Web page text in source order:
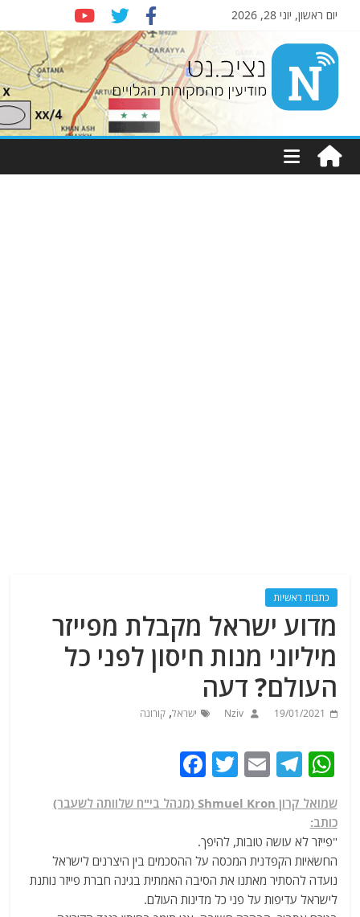
יום ראשון, יוני 28, 2026
Nziv.net
מודיעין
מהמקורות
כתבות ראשיות
מדוע ישראל מקבלת מפייזר
מיליוני מנות חיסון לפני כל
העולם? דעה
19/01/2021
Nziv ישראל,קורונה
W
h
at
s
A
p
T
e
g
ra
m
E
m
ai
l
T
w
itt
er
a
c
b
o
שמואל קרון Shmuel Kron (מנהל בי"ח שלוותה לשעבר)
כותב:
"פייזר לא עושה טובות, להיפך.
החשאיות הקפדנית המכסה על ההסכמים בין היצרנים לישראל
נועדה להסתיר מאתנו את הסיבה האמתית בגינה חברת פייזר נותנת
לישראל עדיפות על פני כל מדינות העולם.